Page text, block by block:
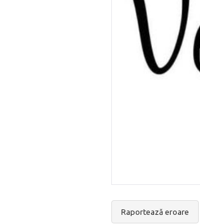
Raportează eroare